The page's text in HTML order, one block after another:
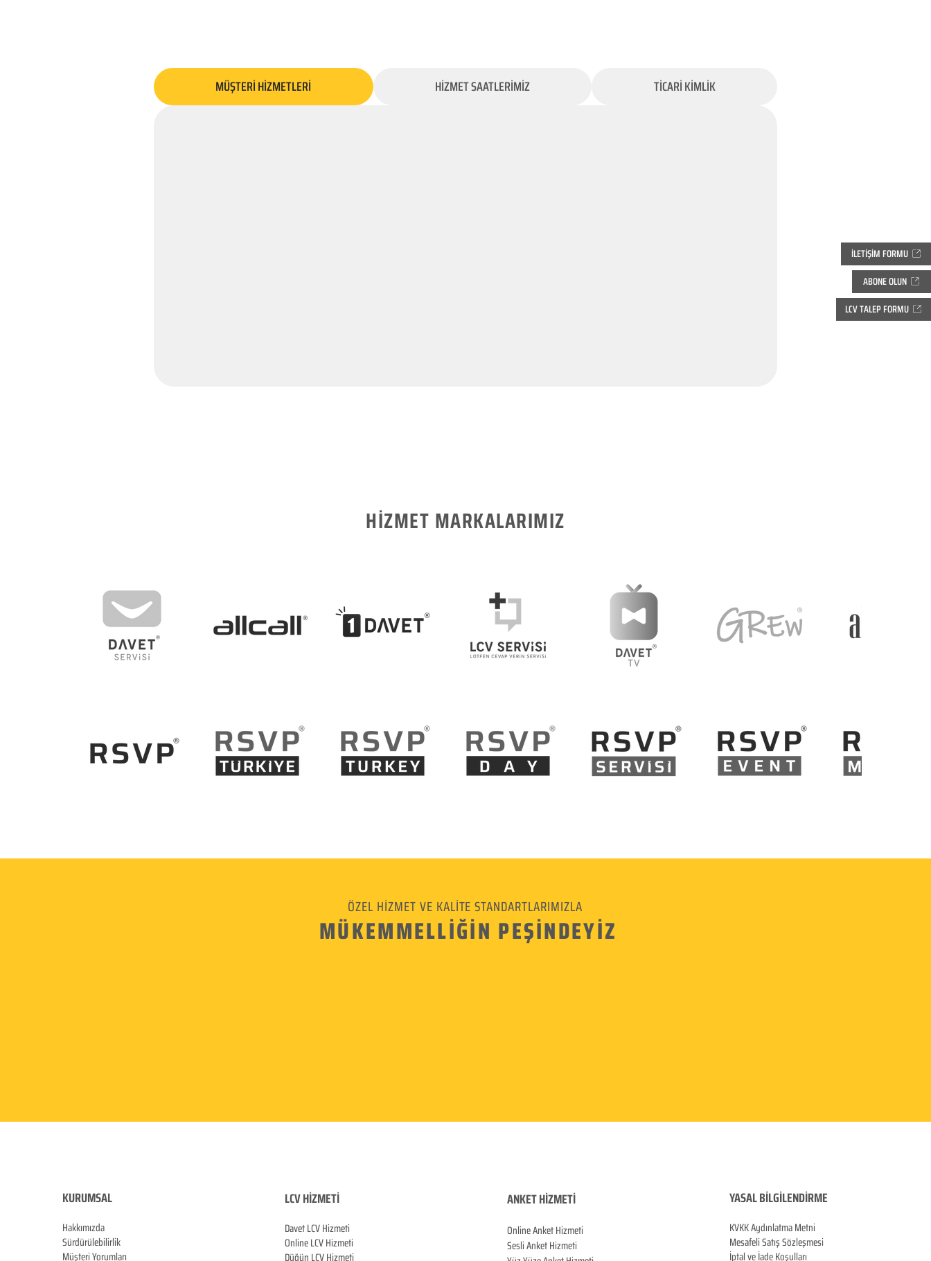
ABONE OLUN
LCV TALEP FORMU
İLETİŞİM FORMU
MÜŞTERİ HİZMETLERİ HİZMET SAATLERİMİZ TİCARİ KİMLİK
HİZMET MARKALARIMIZ
ÖZEL HİZMET VE KALİTE STANDARTLARIMIZLA
MÜKEMMELLİĞİN PEŞİNDEYİZ
KURUMSAL
Hakkımızda
Sürdürülebilirlik
Müşteri Yorumları
LCV HİZMETİ
Davet LCV Hizmeti
Online LCV Hizmeti
ANKET HİZMETİ
Online Anket Hizmeti
Sesli Anket Hizmeti
YASAL BİLGİLENDİRME
KVKK AydınlatmaMetni
Mesafeli Satış Sözleşmesi
İptal ve İade Koşulları